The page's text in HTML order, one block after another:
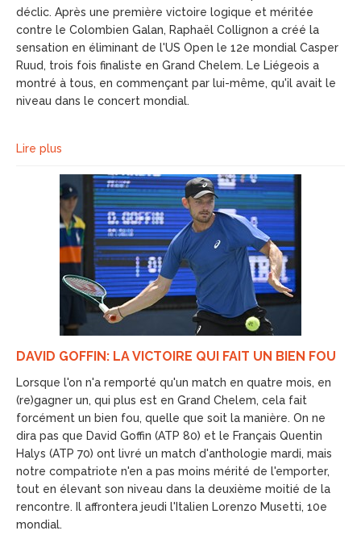
déclic. Après une première victoire logique et méritée
contre le Colombien Galan, Raphaël Collignon a créé la
sensation en éliminant de l'US Open le 12e mondial Casper
Ruud, trois fois finaliste en Grand Chelem. Le Liégeois a
montré à tous, en commençant par lui-même, qu'il avait le
niveau dans le concert mondial.
Lire plus
DAVID GOFFIN: LA VICTOIRE QUI FAIT UN BIEN FOU
Lorsque l'on n'a remporté qu'un match en quatre mois, en
(re)gagner un, qui plus est en Grand Chelem, cela fait
forcément un bien fou, quelle que soit la manière. On ne
dira pas que David Goffin (ATP 80) et le Français Quentin
Halys (ATP 70) ont livré un match d'anthologie mardi, mais
notre compatriote n'en a pas moins mérité de l'emporter,
tout en élevant son niveau dans la deuxième moitié de la
rencontre. Il affrontera jeudi l'Italien Lorenzo Musetti, 10e
mondial.